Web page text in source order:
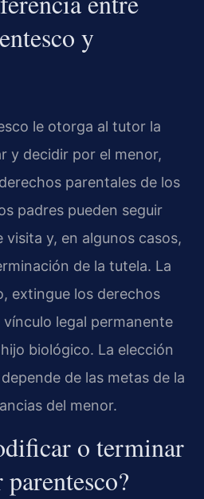
y
le otorga al tutor la
y decidir por el menor,
parentales de los
padres pueden seguir
y, en algunos casos,
de la tutela. La
extingue los derechos
legal permanente
biológico. La elección
de las metas de la
del menor.
o terminar